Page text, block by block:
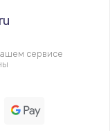
сервисе